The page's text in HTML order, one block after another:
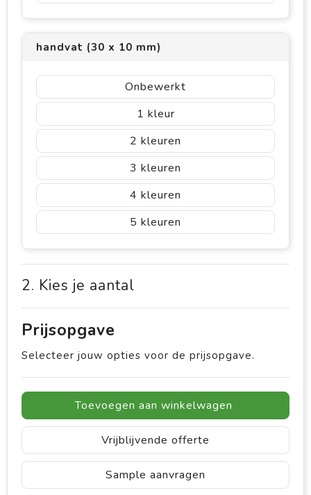
handvat (30 x 10 mm)
Onbewerkt
1
2
3
4
5
2. Kies je aantal
Prijsopgave
Selecteer jouw opties voor de prijsopgave.
Toevoegen aan winkelwagen
Vrijblijvende offerte
Sample aanvragen